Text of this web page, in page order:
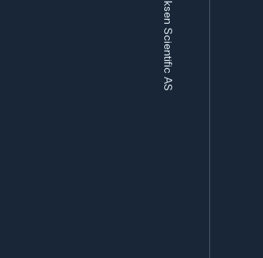
Frederiksen Scientific AS